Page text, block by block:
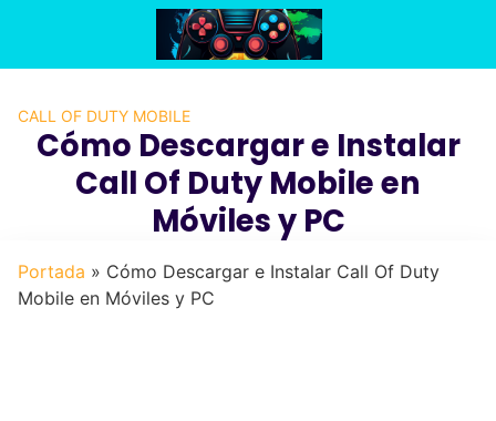
contenido
CALL OF DUTY MOBILE
Cómo Descargar e Instalar
Call Of Duty Mobile en
Móviles y PC
Portada » Cómo Descargar e Instalar Call Of Duty
Mobile en Móviles y PC